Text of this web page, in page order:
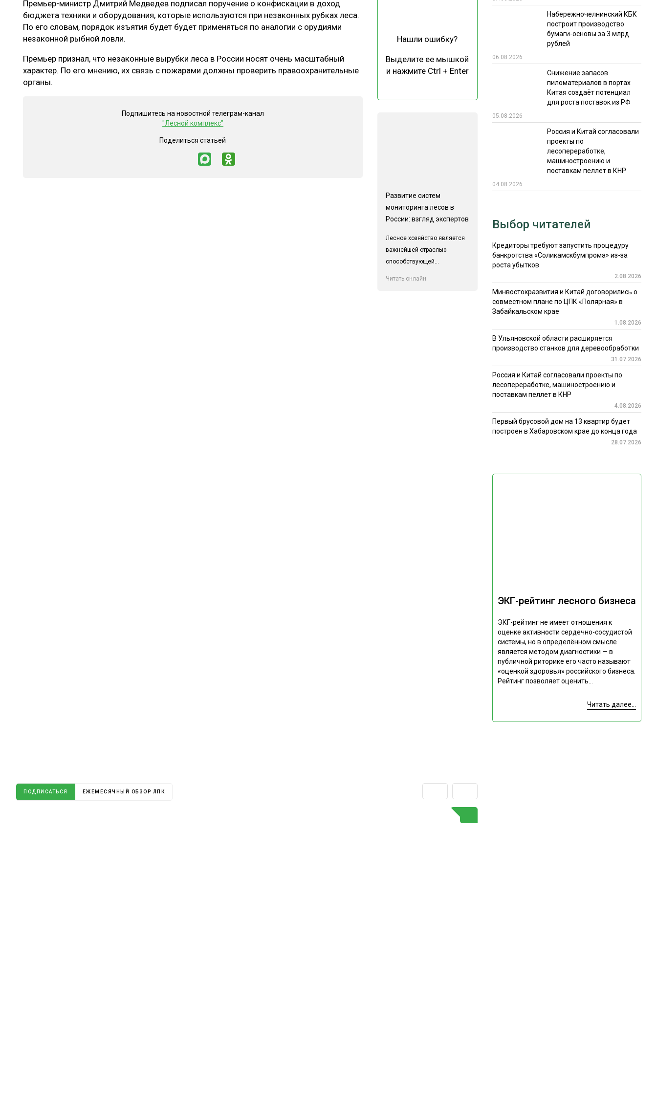
ЛЕСОВОССТАНОВЛЕНИЕ И ЗАЩИТА
ПРОИЗВОДСТВО ДРЕВЕСНЫХ ПЛИТ
ЦБП
СУШКА ДРЕВЕСИНЫ
МЕБЕЛЬНОЕ ПРОИЗВОДСТВО
РЫНОК
ОТРАСЛЕВАЯ ДИСКУССИЯ
ИТОГИ МЕРОПРИЯТИЙ
Премьер-министр Дмитрий Медведев подписал поручение о конфискации в доход
бюджета техники и оборудования, которые используются при незаконных рубках леса.
По его словам, порядок изъятия будет будет применяться по аналогии с орудиями
незаконной рыбной ловли.
Премьер признал, что незаконные вырубки леса в России носят очень масштабный
характер. По его мнению, их связь с пожарами должны проверить правоохранительные
органы.
Подпишитесь на новостной телеграм-канал
"Лесной комплекс"
Поделиться статьей
Нашли ошибку?
Выделите ее мышкой
и нажмите Ctrl + Enter
Развитие систем
мониторинга лесов в
России: взгляд экспертов
Лесное хозяйство является
важнейшей отраслью
способствующей...
Читать онлайн
Набережночелнинский КБК
построит производство
бумаги-основы за 3 млрд
рублей
06.08.2026
Снижение запасов
пиломатериалов в портах
Китая создаёт потенциал
для роста поставок из РФ
05.08.2026
Россия и Китай согласовали
проекты по
лесопереработке,
машиностроению и
поставкам пеллет в КНР
04.08.2026
ЭКГ-рейтинг лесного бизнеса
ЭКГ-рейтинг не имеет отношения к
оценке активности сердечно-сосудистой
системы, но в определённом смысле
является методом диагностики — в
публичной риторике его часто называют
«оценкой здоровья» российского бизнеса.
Рейтинг позволяет оценить...
Читать далее...
ПОДПИСАТЬСЯ ЕЖЕМЕСЯЧНЫЙ ОБЗОР ЛПК
Выбор читателей
Кредиторы требуют запустить процедуру
банкротства «Соликамскбумпрома» из-за
роста убытков
2.08.2026
Минвостокразвития и Китай договорились о
совместном плане по ЦПК «Полярная» в
Забайкальском крае
1.08.2026
В Ульяновской области расширяется
производство станков для деревообработки
31.07.2026
Россия и Китай согласовали проекты по
лесопереработке, машиностроению и
поставкам пеллет в КНР
4.08.2026
Первый брусовой дом на 13 квартир будет
построен в Хабаровском крае до конца года
28.07.2026